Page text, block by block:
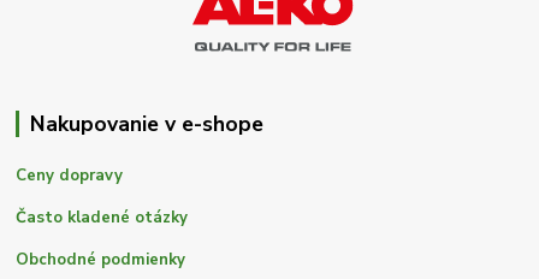
Nakupovanie v e-shope
Ceny dopravy
Často kladené otázky
Obchodné podmienky